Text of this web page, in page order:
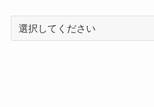
記
事